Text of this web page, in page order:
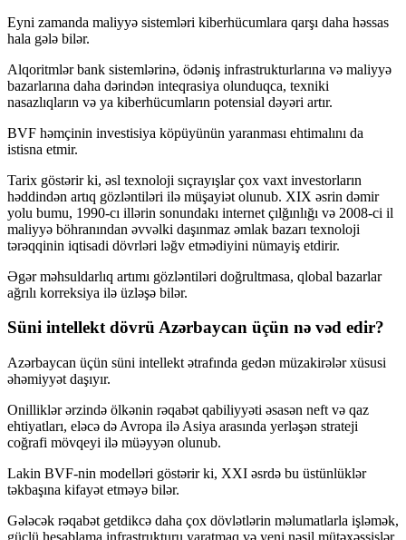
Eyni zamanda maliyyə sistemləri kiberhücumlara qarşı daha həssas
hala gələ bilər.
Alqoritmlər bank sistemlərinə, ödəniş infrastrukturlarına və maliyyə
bazarlarına daha dərindən inteqrasiya olunduqca, texniki
nasazlıqların və ya kiberhücumların potensial dəyəri artır.
BVF həmçinin investisiya köpüyünün yaranması ehtimalını da
istisna etmir.
Tarix göstərir ki, əsl texnoloji sıçrayışlar çox vaxt investorların
həddindən artıq gözləntiləri ilə müşayiət olunub. XIX əsrin dəmir
yolu bumu, 1990-cı illərin sonundakı internet çılğınlığı və 2008-ci il
maliyyə böhranından əvvəlki daşınmaz əmlak bazarı texnoloji
tərəqqinin iqtisadi dövrləri ləğv etmədiyini nümayiş etdirir.
Əgər məhsuldarlıq artımı gözləntiləri doğrultmasa, qlobal bazarlar
ağrılı korreksiya ilə üzləşə bilər.
Süni intellekt dövrü Azərbaycan üçün nə vəd edir?
Azərbaycan üçün süni intellekt ətrafında gedən müzakirələr xüsusi
əhəmiyyət daşıyır.
Onilliklər ərzində ölkənin rəqabət qabiliyyəti əsasən neft və qaz
ehtiyatları, eləcə də Avropa ilə Asiya arasında yerləşən strateji
coğrafi mövqeyi ilə müəyyən olunub.
Lakin BVF-nin modelləri göstərir ki, XXI əsrdə bu üstünlüklər
təkbaşına kifayət etməyə bilər.
Gələcək rəqabət getdikcə daha çox dövlətlərin məlumatlarla işləmək,
güclü hesablama infrastrukturu yaratmaq və yeni nəsil mütəxəssislər